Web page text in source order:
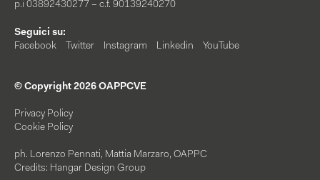
p.i 03892430277 – c.f. 90139240270
Seguici su:
Facebook
Twitter Instagram Linkedin YouTube
© Copyright 2026 OAPPCVE
Privacy Policy
Cookie Policy
ph. Lorenzo Pennati, Mattia Marzaro, OAPPC
Credits: Hangar Design Group